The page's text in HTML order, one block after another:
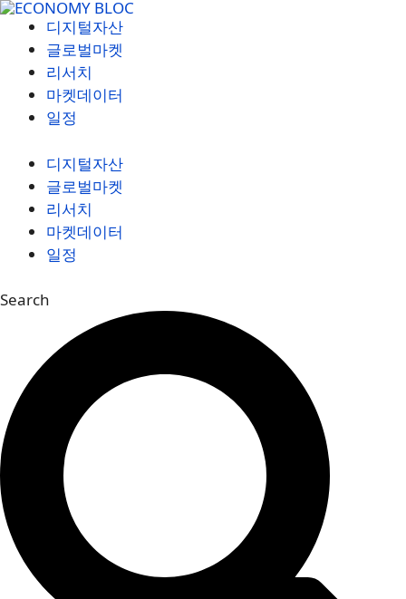
컨
디지털자산
글로벌마켓
리서치
마켓데이터
일정
디지털자산
글로벌마켓
리서치
마켓데이터
일정
Search